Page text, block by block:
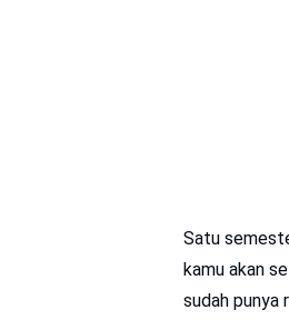
Satu
kamu akan
sudah punya